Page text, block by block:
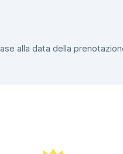
alla data della